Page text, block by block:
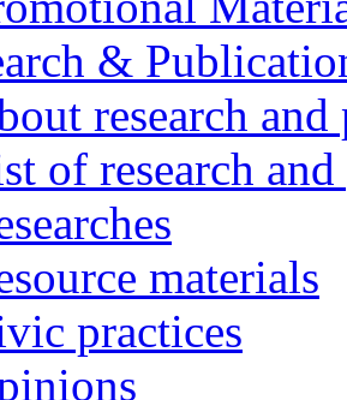
&
research
of research
materials
practices